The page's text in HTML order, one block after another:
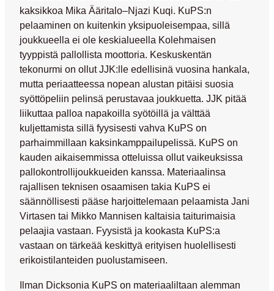
kaksikkoa Mika Ääritalo–Njazi Kuqi. KuPS:n
pelaaminen on kuitenkin yksipuoleisempaa, sillä
joukkueella ei ole keskialueella Kolehmaisen
tyyppistä pallollista moottoria. Keskuskentän
tekonurmi on ollut JJK:lle edellisinä vuosina hankala,
mutta periaatteessa nopean alustan pitäisi suosia
syöttöpeliin pelinsä perustavaa joukkuetta. JJK pitää
liikuttaa palloa napakoilla syötöillä ja välttää
kuljettamista sillä fyysisesti vahva KuPS on
parhaimmillaan kaksinkamppailupelissä. KuPS on
kauden aikaisemmissa otteluissa ollut vaikeuksissa
pallokontrollijoukkueiden kanssa. Materiaalinsa
rajallisen teknisen osaamisen takia KuPS ei
säännöllisesti pääse harjoittelemaan pelaamista Jani
Virtasen tai Mikko Mannisen kaltaisia taiturimaisia
pelaajia vastaan. Fyysistä ja kookasta KuPS:a
vastaan on tärkeää keskittyä erityisen huolellisesti
erikoistilanteiden puolustamiseen.
Ilman Dicksonia KuPS on materiaaliltaan alemman